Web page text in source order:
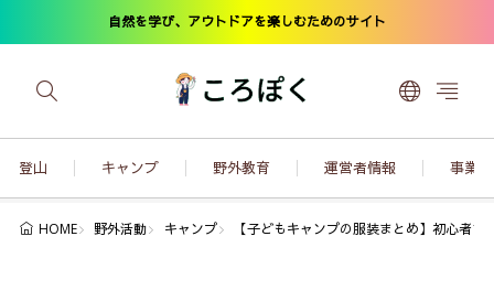
自然を学び、アウトドアを楽しむためのサイト
登山 キャンプ 野外教育 運営者情報 事業
HOME 野外活動 キャンプ 【子どもキャンプの服装まとめ】初心者